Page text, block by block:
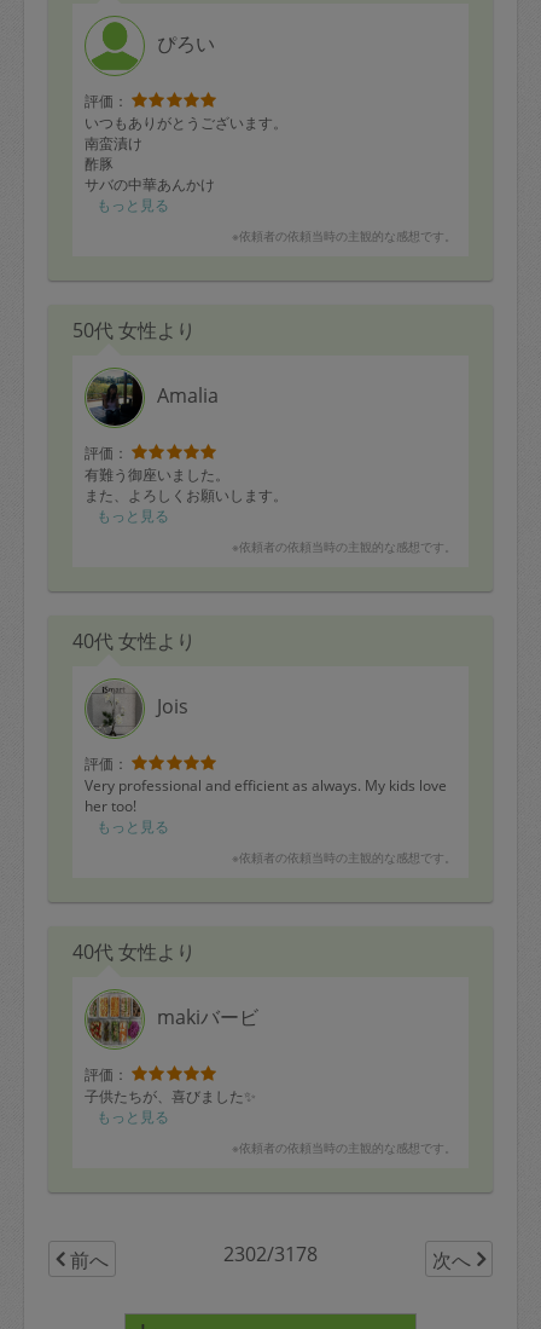
ぴろい
評価：
いつもありがとうございます。
南蛮漬け
酢豚
サバの中華あんかけ
玉子サンド
とても美味しくいただきました。
もっと見る
※依頼者の依頼当時の主観的な感想です。
50代 女性より
Amalia
評価：
有難う御座いました。
また、よろしくお願いします。
もっと見る
※依頼者の依頼当時の主観的な感想です。
40代 女性より
Jois
評価：
Very professional and efficient as always. My kids love
her too!
もっと見る
※依頼者の依頼当時の主観的な感想です。
40代 女性より
makiバービ
評価：
子供たちが、喜びました✨
もっと見る
※依頼者の依頼当時の主観的な感想です。
前へ 2302/3178 次へ